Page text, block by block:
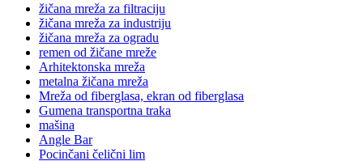
žičana mreža za filtraciju
žičana mreža za industriju
žičana mreža za ogradu
remen od žičane mreže
Arhitektonska mreža
metalna žičana mreža
Mreža od fiberglasa, ekran od fiberglasa
Gumena transportna traka
mašina
Angle Bar
Pocinčani čelični lim